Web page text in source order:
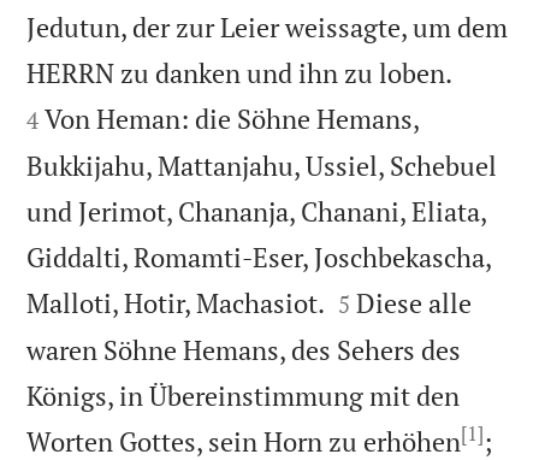
Jedutun, der zur Leier weissagte, um dem
HERRN zu danken und ihn zu loben.
4 Von Heman: die Söhne Hemans,
Bukkijahu, Mattanjahu, Ussiel, Schebuel
und Jerimot, Chananja, Chanani, Eliata,
Giddalti, Romamti-Eser, Joschbekascha,
Malloti, Hotir, Machasiot. 

5 Diese alle
waren Söhne Hemans, des Sehers des
Königs, in Übereinstimmung mit den
Worten Gottes, sein Horn zu erhöhen[1];